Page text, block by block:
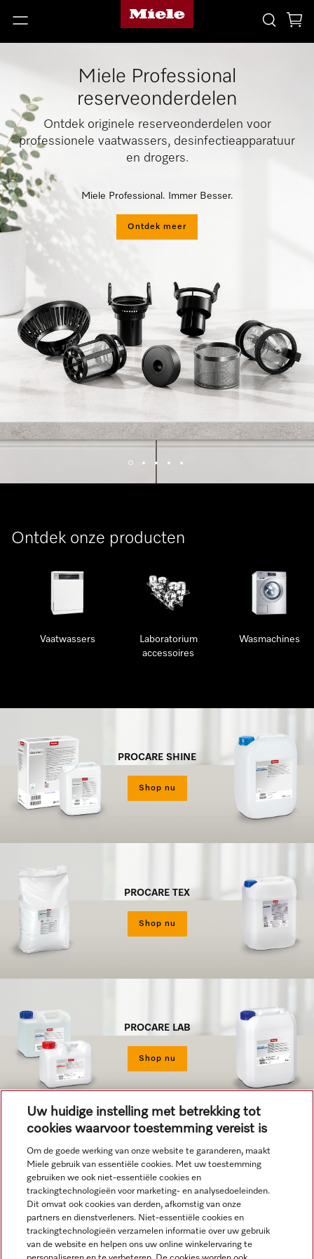
Miele Professional
reserveonderdelen
Ontdek originele reserveonderdelen voor
professionele vaatwassers, desinfectieapparatuur
en drogers.
Miele Professional. Immer Besser.
Ontdek meer
Ontdek onze producten
Vaatwassers
Laboratorium
accessoires
Wasmachines
PROCARE SHINE
Shop nu
PROCARE TEX
Shop nu
PROCARE LAB
Shop nu
Navigatie
Service
Uw huidige instelling met betrekking tot
cookies waarvoor toestemming vereist is
Om de goede werking van onze website te garanderen, maakt
Miele gebruik van essentiële cookies. Met uw toestemming
gebruiken we ook niet-essentiële cookies en
trackingtechnologieën voor marketing- en analysedoeleinden.
Dit omvat ook cookies van derden, afkomstig van onze
partners en dienstverleners. Niet-essentiële cookies en
trackingtechnologieën verzamelen informatie over uw gebruik
van de website en helpen ons uw online winkelervaring te